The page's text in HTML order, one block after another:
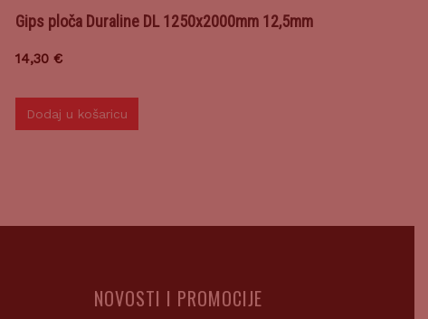
Gips ploča Duraline DL 1250x2000mm 12,5mm
14,30 €
Dodaj u košaricu
NOVOSTI I PROMOCIJE